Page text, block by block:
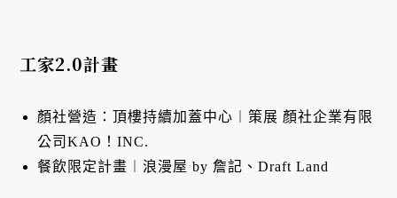
工家2.0計畫
顏社營造：頂樓持續加蓋中心︱策展 顏社企業有限
公司KAO！INC.
餐飲限定計畫︱浪漫屋 by 詹記、Draft Land